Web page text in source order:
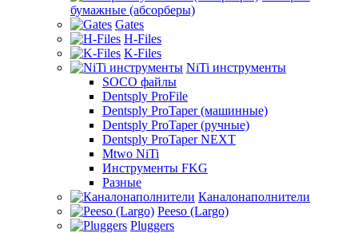
бумажные (абсорберы)
Gates
H-Files
K-Files
NiTi инструменты
SOCO файлы
Dentsply ProFile
Dentsply ProTaper (машинные)
Dentsply ProTaper (ручные)
Dentsply ProTaper NEXT
Mtwo NiTi
Инструменты FKG
Разные
Каналонаполнители
Peeso (Largo)
Pluggers